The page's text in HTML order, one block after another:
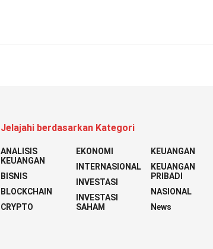
Jelajahi berdasarkan Kategori
ANALISIS
KEUANGAN
BISNIS
BLOCKCHAIN
CRYPTO
EKONOMI
INTERNASIONAL
INVESTASI
INVESTASI
SAHAM
KEUANGAN
KEUANGAN
PRIBADI
NASIONAL
News